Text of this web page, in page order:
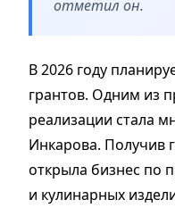
отметил он.
В 2026 году
грантов. Одним из
реализации стала
Инкарова. Получив
открыла бизнес по
и кулинарных